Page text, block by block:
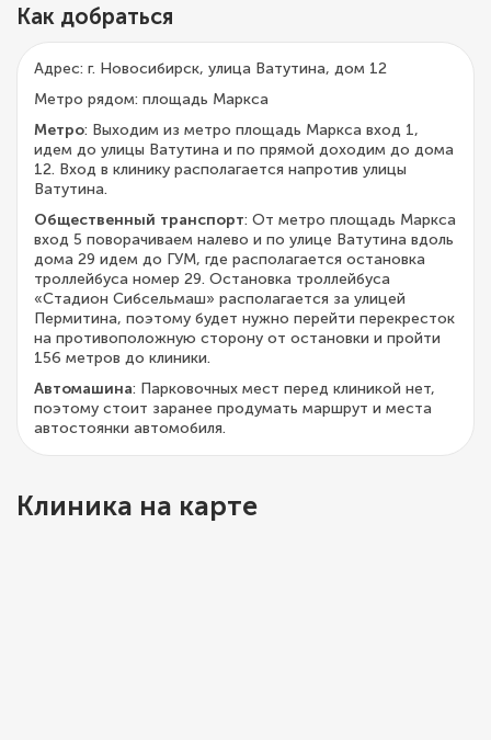
Как добраться
Адрес: г. Новосибирск, улица Ватутина, дом 12
Метро рядом: площадь Маркса
Метро: Выходим из метро площадь Маркса вход 1,
идем до улицы Ватутина и по прямой доходим до дома
12. Вход в клинику располагается напротив улицы
Ватутина.
Общественный транспорт: От метро площадь Маркса
вход 5 поворачиваем налево и по улице Ватутина вдоль
дома 29 идем до ГУМ, где располагается остановка
троллейбуса номер 29. Остановка троллейбуса
«Стадион Сибсельмаш» располагается за улицей
Пермитина, поэтому будет нужно перейти перекресток
на противоположную сторону от остановки и пройти
156 метров до клиники.
Автомашина: Парковочных мест перед клиникой нет,
поэтому стоит заранее продумать маршрут и места
автостоянки автомобиля.
Клиника на карте